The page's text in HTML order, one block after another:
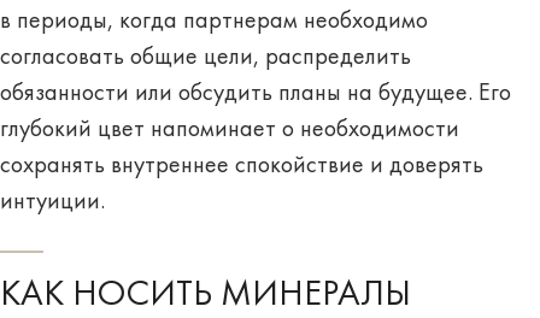
в периоды, когда партнерам необходимо
согласовать общие цели, распределить
обязанности или обсудить планы на будущее. Его
глубокий цвет напоминает о необходимости
сохранять внутреннее спокойствие и доверять
интуиции.
КАК НОСИТЬ МИНЕРАЛЫ